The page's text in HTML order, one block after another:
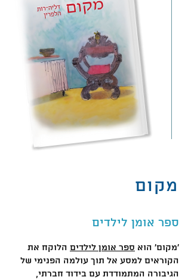
מקום
ספר אומן לילדים
'מקום' הוא ספר אומן לילדים הלוקח את
הקוראים למסע אל תוך עולמה הפנימי של
הגיבורה המתמודדת עם בידוד חברתי,